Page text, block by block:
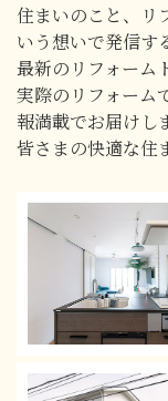
住まいのこと、リ
いう想いで発信す
最新のリフォーム
実際のリフォーム
報満載でお届けし
皆さまの快適な住